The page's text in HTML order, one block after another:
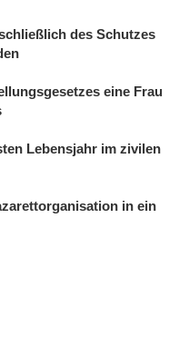
des Schutzes
eine Frau
Lebensjahr im zivilen
in ein